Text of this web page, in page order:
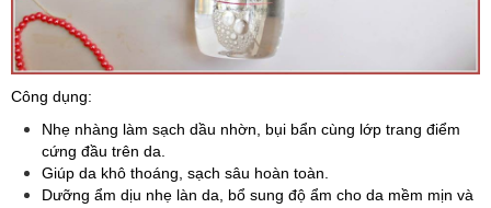
Công dụng:
Nhẹ nhàng làm sạch dầu nhờn, bụi bẩn cùng lớp trang điểm
cứng đầu trên da.
Giúp da khô thoáng, sạch sâu hoàn toàn.
Dưỡng ẩm dịu nhẹ làn da, bổ sung độ ẩm cho da mềm mịn và